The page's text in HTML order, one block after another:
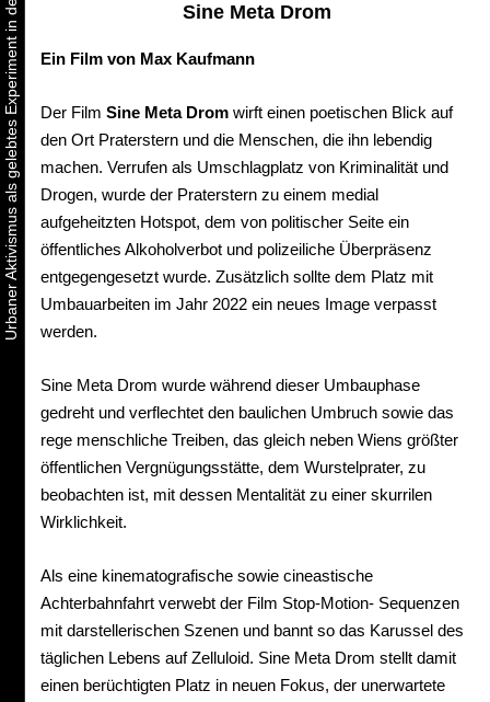
Sine Meta Drom
Ein Film von Max Kaufmann
Der Film Sine Meta Drom wirft einen poetischen Blick auf
den Ort Praterstern und die Menschen, die ihn lebendig
machen. Verrufen als Umschlagplatz von Kriminalität und
Drogen, wurde der Praterstern zu einem medial
aufgeheitzten Hotspot, dem von politischer Seite ein
öffentliches Alkoholverbot und polizeiliche Überpräsenz
entgegengesetzt wurde. Zusätzlich sollte dem Platz mit
Umbauarbeiten im Jahr 2022 ein neues Image verpasst
werden.
Sine Meta Drom wurde während dieser Umbauphase
gedreht und verflechtet den baulichen Umbruch sowie das
rege menschliche Treiben, das gleich neben Wiens größter
öffentlichen Vergnügungsstätte, dem Wurstelprater, zu
beobachten ist, mit dessen Mentalität zu einer skurrilen
Wirklichkeit.
Als eine kinematografische sowie cineastische
Achterbahnfahrt verwebt der Film Stop-Motion- Sequenzen
mit darstellerischen Szenen und bannt so das Karussel des
täglichen Lebens auf Zelluloid. Sine Meta Drom stellt damit
einen berüchtigten Platz in neuen Fokus, der unerwartete